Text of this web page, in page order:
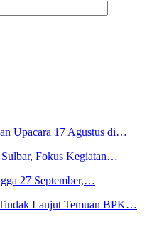
Upacara 17 Agustus di…
Fokus Kegiatan…
27 September,…
Lanjut Temuan BPK…